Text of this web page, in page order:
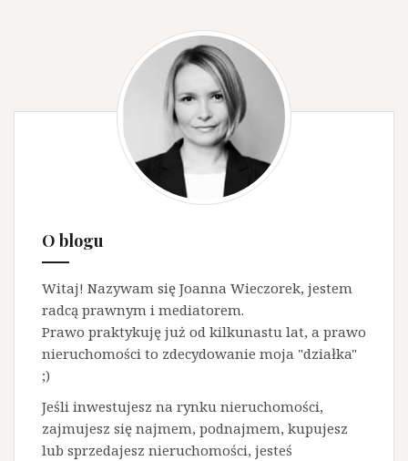
bezumowne
korzystanie
nieruchomości
przez
Gminę?
O blogu
Witaj! Nazywam się Joanna Wieczorek, jestem
radcą prawnym i mediatorem.
Prawo praktykuję już od kilkunastu lat, a prawo
nieruchomości to zdecydowanie moja "działka"
;)
Jeśli inwestujesz na rynku nieruchomości,
zajmujesz się najmem, podnajmem, kupujesz
lub sprzedajesz nieruchomości, jesteś